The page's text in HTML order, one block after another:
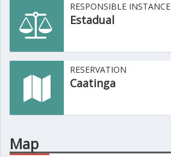
RESPONSIBLE INSTANCE
Estadual
RESERVATION
Caatinga
Map